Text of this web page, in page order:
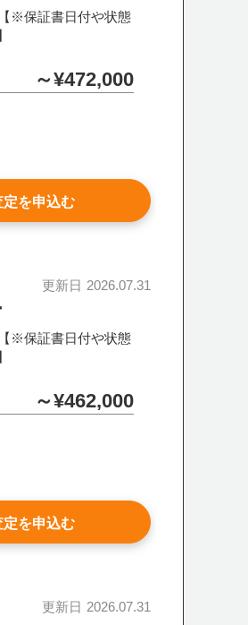
※保証書日付や状態
～¥472,000
定を申込む
更新日 2026.07.31
※保証書日付や状態
～¥462,000
定を申込む
更新日 2026.07.31